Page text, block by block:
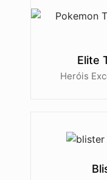
Elite
Heróis